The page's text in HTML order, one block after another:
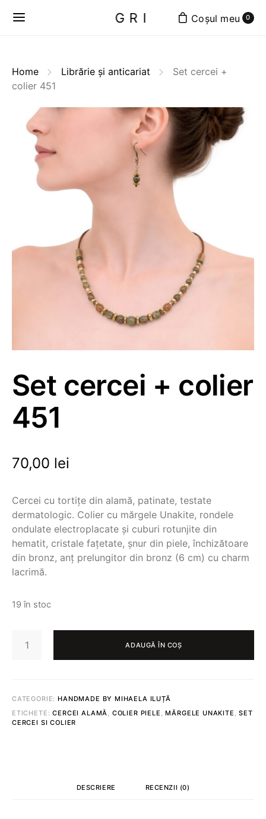
GRI 0
Home Librărie și anticariat
Set cercei +
colier 451
Set cercei + colier
451
70,00 lei
Cercei cu tortițe din alamă, patinate, testate
dermatologic. Colier cu mărgele Unakite, rondele
ondulate electroplacate și cuburi rotunjite din
hematit, cristale fațetate, șnur din piele, închizătoare
din bronz, anț prelungitor din bronz (6 cm) cu charm
lacrimă.
19 în stoc
ADAUGĂ ÎN COȘ
CATEGORIE:HANDMADE BY MIHAELA ILUȚĂ
ETICHETE:CERCEI ALAMĂ, COLIER PIELE ,MĂRGELE UNAKITE ,SET
CERCEI SI COLIER
DESCRIERE RECENZII (0)